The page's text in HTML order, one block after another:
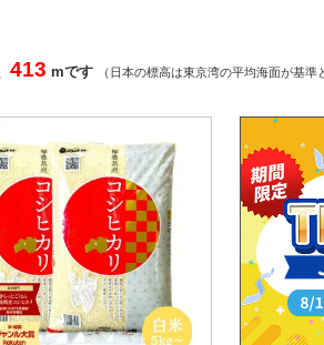
413 mです （日本の標高は東京湾の平均海面が基準